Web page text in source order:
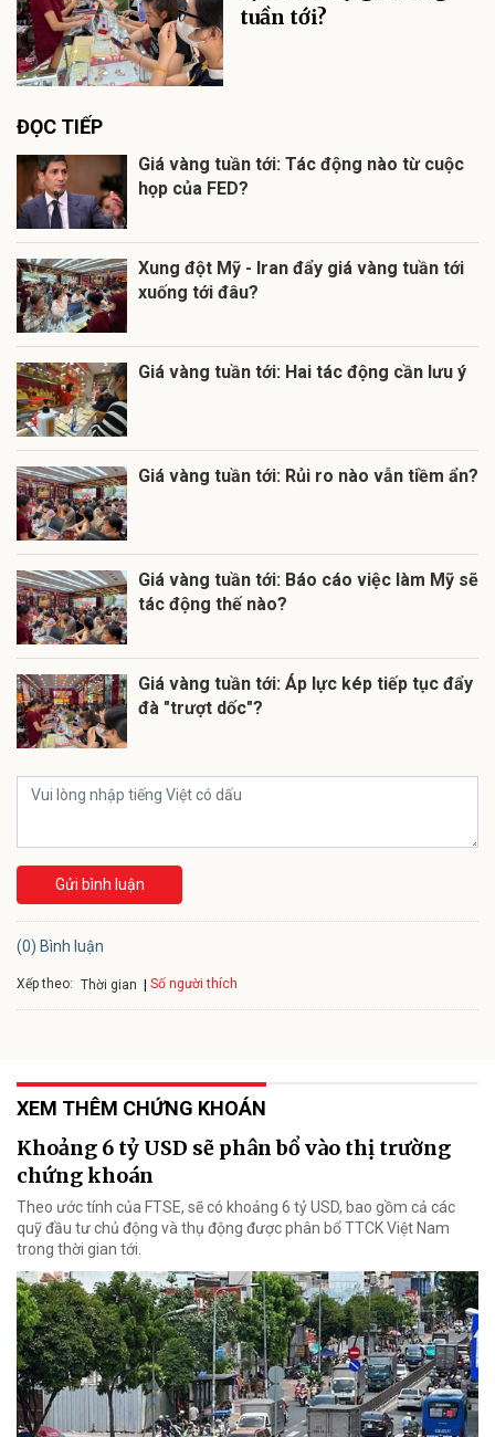
tuần tới?
ĐỌC TIẾP
Giá vàng tuần tới: Tác động nào từ cuộc
họp của FED?
Xung đột Mỹ - Iran đẩy giá vàng tuần tới
xuống tới đâu?
Giá vàng tuần tới: Hai tác động cần lưu ý
Giá vàng tuần tới: Rủi ro nào vẫn tiềm ẩn?
Giá vàng tuần tới: Báo cáo việc làm Mỹ sẽ
tác động thế nào?
Giá vàng tuần tới: Áp lực kép tiếp tục đẩy
đà "trượt dốc"?
Gửi bình luận
(0) Bình luận
Xếp theo: Thời gian Số người thích
XEM THÊM CHỨNG KHOÁN
Khoảng 6 tỷ USD sẽ phân bổ vào thị trường
chứng khoán
Theo ước tính của FTSE, sẽ có khoảng 6 tỷ USD, bao gồm cả các
quỹ đầu tư chủ động và thụ động được phân bổ TTCK Việt Nam
trong thời gian tới.